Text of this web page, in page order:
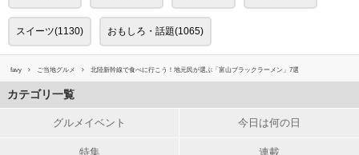
スイーツ(1130) おもしろ・話題(1065)
favy ご当地グルメ 北陸新幹線で食べに行こう！地元民が選ぶ「富山ブラックラーメン」7選
カテゴリ一覧
グルメイベント 今日は何の日
特集 連載